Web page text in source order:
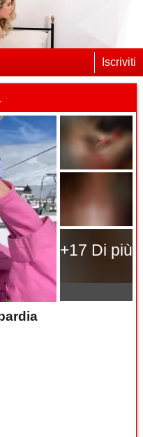
Iscriviti
+17 Di più